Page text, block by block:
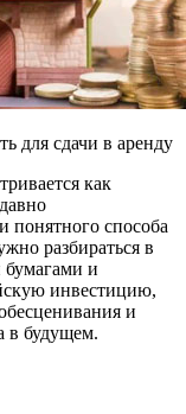
для сдачи в аренду
как
понятного способа
разбираться в
и
инвестицию,
и
в будущем.